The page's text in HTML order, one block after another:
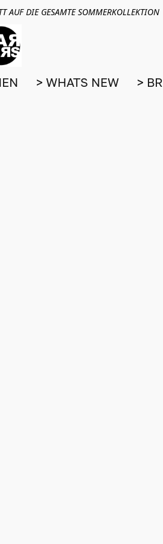
AUF DIE GESAMTE SOMMERKOLLEKTION
> WHATS NEW >